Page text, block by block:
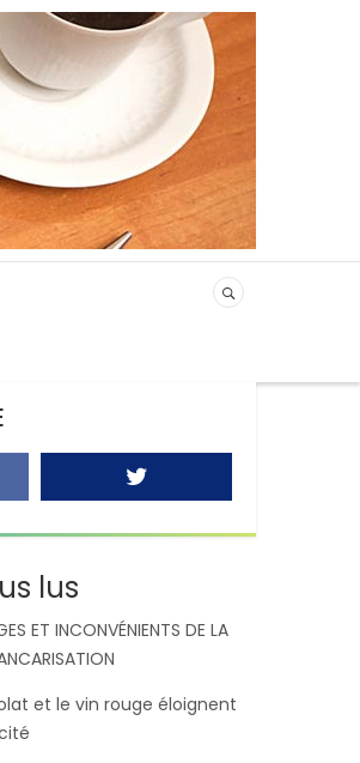
lus
ET INCONVÉNIENTS DE LA
et le vin rouge éloignent